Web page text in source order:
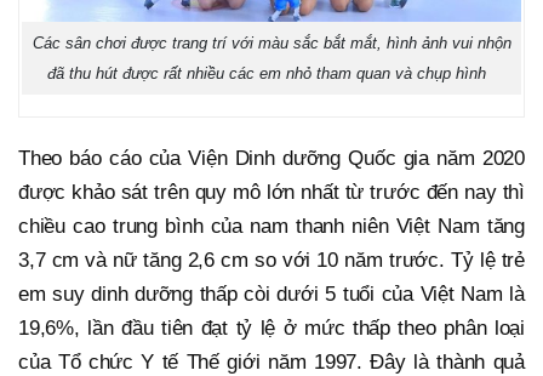
Các sân chơi được trang trí với màu sắc bắt mắt, hình ảnh vui nhộn
đã thu hút được rất nhiều các em nhỏ tham quan và chụp hình
Theo báo cáo của Viện Dinh dưỡng Quốc gia năm 2020
được khảo sát trên quy mô lớn nhất từ trước đến nay thì
chiều cao trung bình của nam thanh niên Việt Nam tăng
3,7 cm và nữ tăng 2,6 cm so với 10 năm trước. Tỷ lệ trẻ
em suy dinh dưỡng thấp còi dưới 5 tuổi của Việt Nam là
19,6%, lần đầu tiên đạt tỷ lệ ở mức thấp theo phân loại
của Tổ chức Y tế Thế giới năm 1997. Đây là thành quả